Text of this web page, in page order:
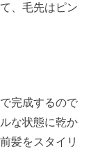
、毛先はピン
完成するので
な状態に乾か
髪をスタイリ